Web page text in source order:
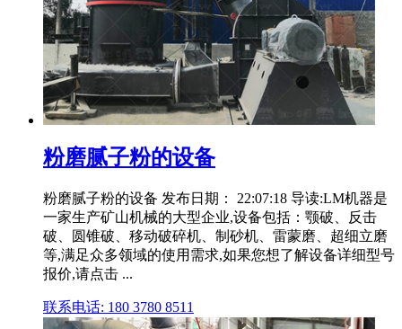
粉磨腻子粉的设备
粉磨腻子粉的设备 发布日期： 22:07:18 导读:LM机器是
一家生产矿山机械的大型企业,设备包括：颚破、反击
破、圆锥破、移动破碎机、制砂机、雷蒙磨、超细立磨
等,满足众多领域的使用需求,如果您想了解设备详细型号
报价,请点击 ...
联系电话: 180 3780 8511